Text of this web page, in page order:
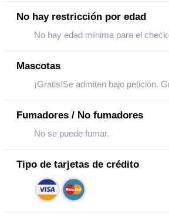
No hay restricción por edad
No hay edad mínima para el
Mascotas
¡Gratis!Se admiten bajo petición.
Fumadores / No fumadores
No se puede fumar.
Tipo de tarjetas de crédito